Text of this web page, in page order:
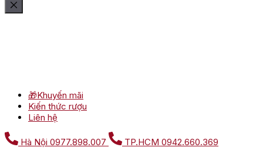
🎁Khuyến mãi
Kiến thức rượu
Liên hệ
Hà Nội 0977.898.007 TP.HCM 0942.660.369